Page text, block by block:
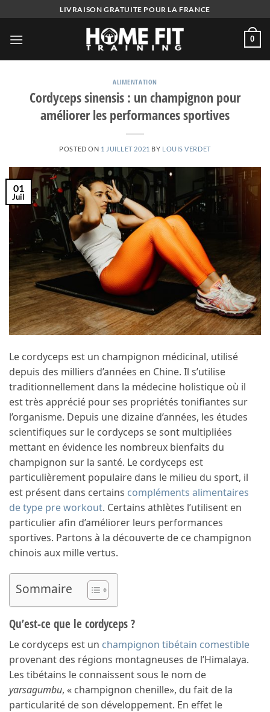
to
content
LIVRAISON GRATUITE POUR LA FRANCE
0
ALIMENTATION
Cordyceps sinensis : un champignon pour
améliorer les performances sportives
POSTED ON 1 JUILLET 2021 BY LOUIS VERDET
01
Juil
Le cordyceps est un champignon médicinal, utilisé
depuis des milliers d’années en Chine. Il s’utilise
traditionnellement dans la médecine holistique où il
est très apprécié pour ses propriétés tonifiantes sur
l’organisme. Depuis une dizaine d’années, les études
scientifiques sur le cordyceps se sont multipliées
mettant en évidence les nombreux bienfaits du
champignon sur la santé. Le cordyceps est
particulièrement populaire dans le milieu du sport, il
est présent dans certains compléments alimentaires
de type pre workout. Certains athlètes l’utilisent en
particulier afin d’améliorer leurs performances
sportives. Partons à la découverte de ce champignon
chinois aux mille vertus.
Sommaire
Qu’est-ce que le cordyceps ?
Le cordyceps est un champignon tibétain comestible
provenant des régions montagneuses de l’Himalaya.
Les tibétains le connaissent sous le nom de
yarsagumbu, « champignon chenille», du fait de la
particularité de son développement. En effet le